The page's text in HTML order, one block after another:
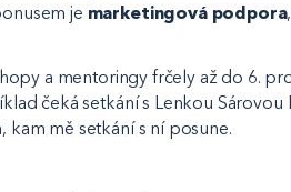
je marketingová podpora
a mentoringy frčely až do 6.
čeká setkání s Lenkou Sárovou
kam mě setkání s ní posune.